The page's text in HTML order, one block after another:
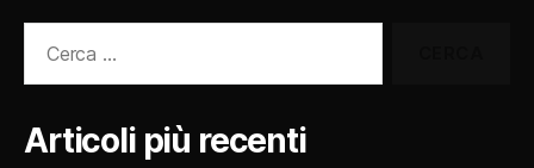
Articoli più recenti